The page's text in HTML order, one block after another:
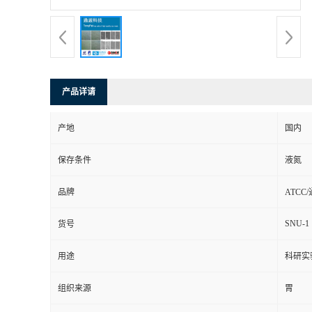
产品详请
产地 国内
保存条件 液氮
品牌 ATCC/
货号 SNU-1
用途 科研实
组织来源 胃